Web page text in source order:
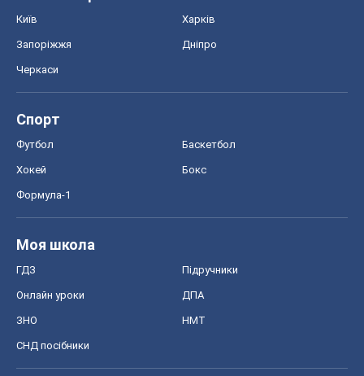
Київ Харків
Запоріжжя Дніпро
Черкаси
Спорт
Футбол Баскетбол
Хокей Бокс
Формула-1
Моя школа
ГДЗ Підручники
Онлайн уроки ДПА
ЗНО НМТ
СНД посібники